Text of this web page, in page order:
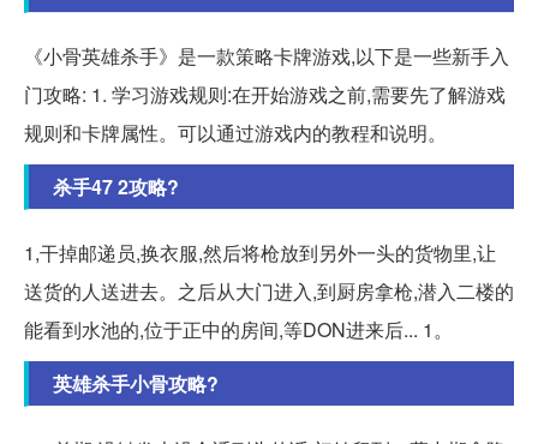
《小骨英雄杀手》是一款策略卡牌游戏,以下是一些新手入
门攻略: 1. 学习游戏规则:在开始游戏之前,需要先了解游戏
规则和卡牌属性。可以通过游戏内的教程和说明。
杀手47 2攻略?
1,干掉邮递员,换衣服,然后将枪放到另外一头的货物里,让
送货的人送进去。之后从大门进入,到厨房拿枪,潜入二楼的
能看到水池的,位于正中的房间,等DON进来后... 1。
英雄杀手小骨攻略?